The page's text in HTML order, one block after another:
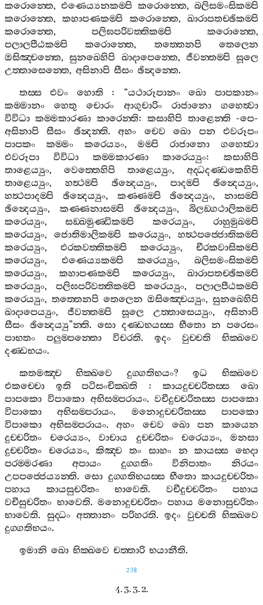
කරොන‍්තෙ,එණෙය්‍යනකම‍්පි කරොන‍්තෙ,බලිසමංසිකම‍්පි
කරොන‍්තෙ,කහාපණකම‍්පි කරොන‍්තෙ,ඛාරාපතච‍්ඡිකම‍්පි
කරොන‍්තෙ, පලිඝපරිවත‍්තිකම‍්පි කරොන‍්තෙ,
පලාලපීඨකම‍්පි
කරොන‍්තෙ, තත‍්තෙනපි
තෙලෙන
ඔසිඤ‍්චන‍්තෙ,සුනඛෙහිපි ඛාදාපෙන‍්තෙ, ජීවන‍්තම‍්පි සූලෙ
උත‍්තාසෙන‍්තෙ, අසිනාපි සීසං ඡින්‍දන‍්තෙ.
තස‍්ස
එවං හොති : “යථාරූපානං ඛො
පාපකානං
කම‍්මානං
හෙතු චොරං ආගුචාරිං රාජානො
ගහෙත්‍වා
විවිධා කම‍්මකාරණා කාරෙන‍්ති:කසාහිපි තාළෙන‍්ති -පෙ-
අසිනාපි
සීසං ඡින්‍දන‍්ති.අහං චෙව ඛො පන
එවරූපං
පාපකං
කම‍්මං කරෙය්‍යං,මම‍්පි රාජානො
ගහෙත්‍වා
එවරූපා
විවිධා කම‍්මකාරණා කාරෙය්‍යුං: කසාහිපි
තාළෙය්‍යුං, වෙත‍්තෙහිපි තාළෙය්‍යුං, අද‍්ධදණ‍්ඩකෙහිපි
තාළෙය්‍යුං, හත්‍ථම‍්පි ඡින්‍දෙය්‍යුං, පාදම‍්පි ඡින්‍දෙය්‍යුං,
හත්‍ථපාදම‍්පි
ඡින්‍දෙය්‍යුං, කණ‍්ණම‍්පි ඡින්‍දෙය්‍යුං, නාසම‍්පි
ඡින්‍දෙය්‍යුං, කණ‍්ණනාසම‍්පි ඡින්‍දෙය්‍යුං, බිලඞ‍්ගථාලිකම‍්පි
කරෙය්‍යුං,සඞ‍්ඛමුණ‍්ඩිකම‍්පි කරෙය්‍යුං,රාහුමුඛම‍්පි
කරෙය්‍යුං,ජොතිමාලිකම‍්පි කරෙය්‍යුං,හත්‍ථපජ‍්ජොතිකම‍්පි
කරෙය්‍යුං, එරකවත‍්තිකම‍්පි කරෙය්‍යුං, චීරකවාසිකම‍්පි
කරෙය්‍යුං, එණෙය්‍යකම‍්පි කරෙය්‍යුං,බලිසමංසිකම‍්පි
කරෙය්‍යුං,කහාපණකම‍්පි කරෙය්‍යුං,ඛාරාපතච‍්ඡිකම‍්පි
කරෙය්‍යුං, පලිඝපරිවත‍්තිකම‍්පි කරෙය්‍යුං, පලාලපීඨකම‍්පි
කරෙය්‍යුං, තත‍්තෙනපි තෙලෙන ඔසිඤ‍්චෙය්‍යුං, සුනඛෙහිපි
ඛාදාපෙය්‍යුං,ජීවන‍්තම‍්පි සූලෙ උත‍්තාසෙය්‍යුං, අසිනාපි
සීසං ඡින්‍දෙය්‍යු”න‍්ති. සො දණ‍්ඩභයස‍්ස භීතො න පරෙසං
පාභතං
පලුම‍්පන‍්තො විචරති. ඉදං වුච‍්චති
භික‍්ඛවෙ
දණ‍්ඩභයං.
කතමඤ‍්ච
භික‍්ඛවෙ දුග‍්ගතිභයං?ඉධ
භික‍්ඛවෙ
එකච‍්චො
ඉති පටිසංචික‍්ඛති :කායදුච‍්චරිතස‍්ස
ඛො
පාපකො විපාකො අභිසම‍්පරායං.වචීදුච‍්චරිතස‍්ස පාපකො
විපාකො
අභිසම‍්පරායං. මනොදුච‍්චරිතස‍්ස
පාපකො
විපාකො
අභිසම‍්පරායං.අහං චෙව ඛො පන
කායෙන
දුච‍්චරිතං
චරෙය්‍යං,වාචාය දුච‍්චරිතං චරෙය්‍යං,මනසා
දුච‍්චරිතං
චරෙය්‍යං,කිඤ‍්ච තං සාහං න කායස‍්ස
භෙදා
පරම‍්මරණා
අපායං දුග‍්ගතිං විනිපාතං
නිරයං
උපපජ‍්ජෙය්‍යන‍්ති. සො දුග‍්ගතිභයස‍්ස භීතො කායදුච‍්චරිතං
පහාය
කායසුචරිතං භාවෙති. වචීදුච‍්චරිතං
පහාය
වචීසුචරිතං භාවෙති. මනොදුච‍්චරිතං පහාය මනොසුචරිතං
භාවෙති. සුද‍්ධං අත‍්තානං පරිහරති. ඉදං වුච‍්චති භික‍්ඛවෙ
දුග‍්ගතිභයං.
ඉමානි ඛො භික‍්ඛවෙ චත‍්තාරි භයානීති.
238
4. 3. 3. 2.